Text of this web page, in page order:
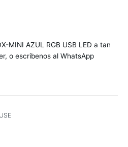
MINI AZUL RGB USB LED a tan
o escribenos al WhatsApp